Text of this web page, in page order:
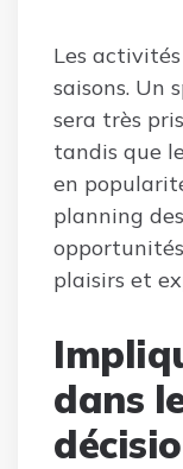
Les
saisons. Un
sera très
tandis que
en
planning
plaisirs et
dans